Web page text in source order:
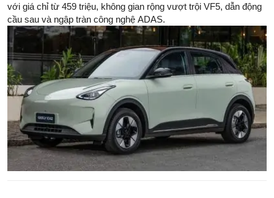
với giá chỉ từ 459 triệu, không gian rộng vượt trội VF5, dẫn động
cầu sau và ngập tràn công nghệ ADAS.